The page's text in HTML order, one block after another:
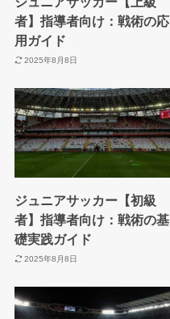
者】指導者向け：戦術の応
用ガイド
2025年8月8日
ジュニアサッカー【初級
者】指導者向け：戦術の基
礎実践ガイド
2025年8月8日